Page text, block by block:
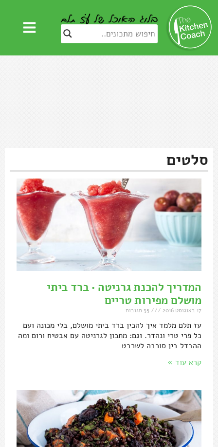
סלטים
המדריך להכנת גרניטה • ברד ביתי
מושלם מפירות טריים
17 באוגוסט 2016
עז תלם מלמד איך להכין ברד ביתי מושלם, בלי מכונה ועם
כל פרי טרי ונהדר. וגם: מתכון לגרניטה עם אבטיח ורום ומה
ההבדל בין סורבה לשרבט
קרא עוד »